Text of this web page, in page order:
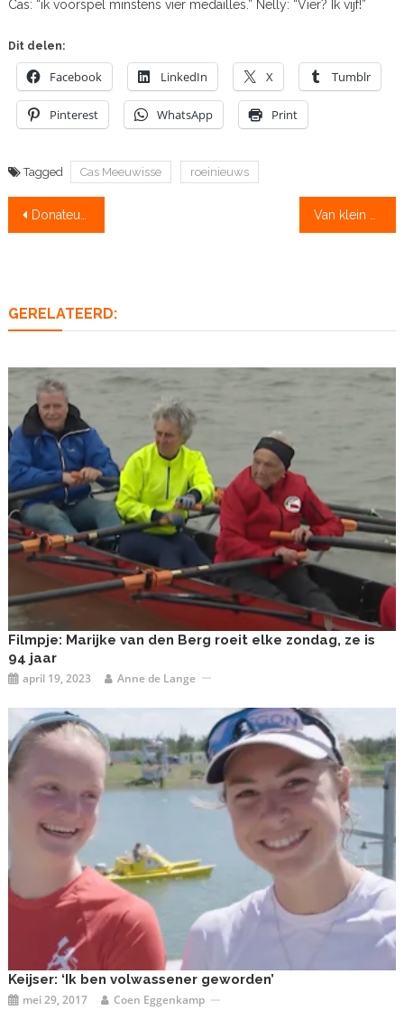
Cas: “ik voorspel minstens vier medailles.” Nelly: “Vier? Ik vijf!”
Dit delen:
Facebook LinkedIn X Tumblr
Pinterest WhatsApp Print
Tagged Cas Meeuwisse roeinieuws
Bericht
Donateurs: nog maar een paar dagen!
GERELATEERD:
Filmpje: Marijke van den Berg roeit elke zondag, ze is
94 jaar
april 19, 2023 Anne de Lange
Keijser: ‘Ik ben volwassener geworden’
mei 29, 2017 Coen Eggenkamp